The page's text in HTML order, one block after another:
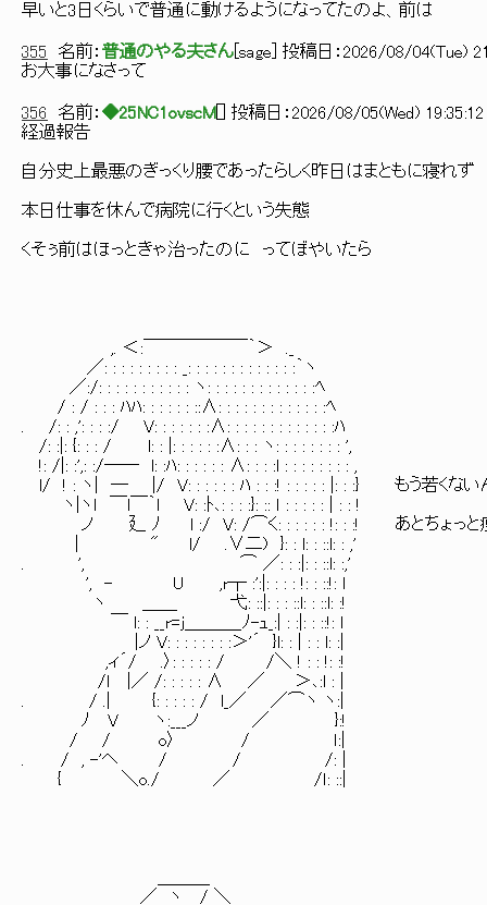
早いと3日くらいで普通に動けるようになってたのよ、前は
355 名前： 普通のやる夫さん sage ] 投稿日： 2026/08/04(Tue)
お大事になさって
356 名前： ◆25NC1ovscM ] 投稿日： 2026/08/05(Wed)
経過報告
自分史上最悪のぎっくり腰であったらしく昨日はまともに寝れず
本日仕事を休んで病院に行くという失態
くそぅ前はほっときゃ治ったのに ってぼやいたら
,. ＜:￣￣￣￣￣￣｀＞ ._
／: : : : : : : : : _: : : : : : : : : : : : :｀ヽ
／:/: : : : : : : : : : : ヽ: : : : : : : : : : : : :ﾍ
/ : / : : : ﾊﾊ: : : : : : ::∧: : : : : : : : : : : : :ﾍ
. /: : ,': : : :/ V: : : : : : :∧: : : : : : : : : : : : :ﾊ
/: :|: {: : : / l: : |: : : : : :∧: : : ヽ: : : : : : : : ',
!: /|: :',: :/── l: :ﾊ: : : : : : ∧: : : :l : : : : : : : : ,
l/ ! : ヽ| ─ |/ V: : : : : : ﾊ : : :! : : : : : |: : :} もう若くない
ヽ|ヽｌ ￣l￣｀l V: :ﾄ､: : : :}: :: ｌ : : : : : | : : !
ノ 廴 ﾉ l :/ V: /⌒く: : : : : : !: : :! あとちょっと痩
| " l/ .∨二) }: : l: : ::l: : ,'
. ', ⌒ ／: : :|: : ::l: :,'
', - U ,r┬ :':|: : : : !: : ::!: l
ヽ ＿＿ 弋: ::|: : : ::l: : ::l: :!
￣ l: : __r=j＿＿＿_ﾉ-ｭ_:| : :|: : ::!: l
|ノ V: : : : : : : :＞'´ }l: : | : : l: :|
,ィ´/ .〉: : : : : / /＼ ! : : !: :!
/l |／ /: : : : : ∧ ／ ＞､:l : |
. / .| {: : : : : / l_／ ／⌒ヽ ヽ:|
ﾉ V ヽ:___ノ ／ }:!
/ / o〉 / ｌ:|
. / , -'ヘ / / /: |
{ ＼o./ ／ /ｌ: ::|
／ ヽ / ＼